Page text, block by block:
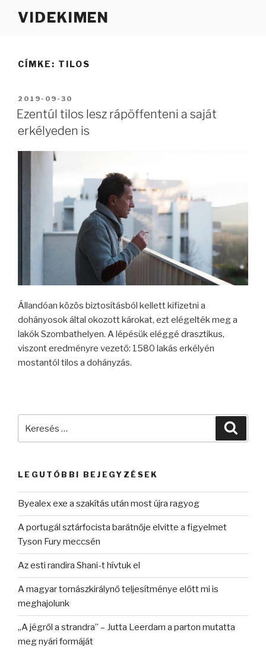
VIDEKIMEN
CÍMKE: TILOS
BEKÜLDVE:
2019-09-30
Ezentúl tilos lesz rápöffenteni a saját
erkélyeden is
Állandóan közös biztosításból kellett kifizetni a
dohányosok által okozott károkat, ezt elégelték meg a
lakók Szombathelyen. A lépésük eléggé drasztikus,
viszont eredményre vezető: 1580 lakás erkélyén
mostantól tilos a dohányzás.
LEGUTÓBBI BEJEGYZÉSEK
Byealex exe a szakítás után most újra ragyog
A portugál sztárfocista barátnője elvitte a figyelmet
Tyson Fury meccsén
Az esti randira Shani-t hívtuk el
A magyar tornászkirálynő teljesítménye előtt mi is
meghajolunk
„A jégről a strandra” – Jutta Leerdam a parton mutatta
meg nyári formáját